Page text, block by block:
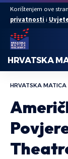
Korištenjem ove
privatnosti i
HRVATSKA
HRVATSKA MATICA